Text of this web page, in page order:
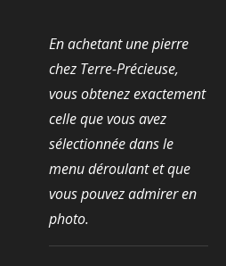
En achetant une pierre
chez Terre-Précieuse,
vous obtenez exactement
celle que vous avez
sélectionnée dans le
menu déroulant et que
vous pouvez admirer en
photo.